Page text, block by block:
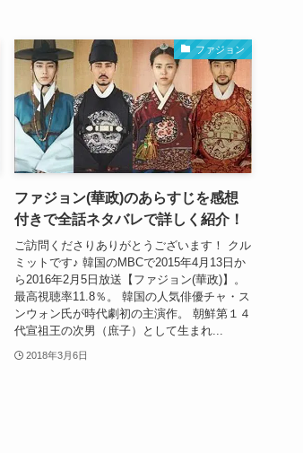
ファジョン
ファジョン(華政)のあらすじを感想
付きで全話ネタバレで詳しく紹介！
ご訪問くださりありがとうございます！ クル
ミットです♪ 韓国のMBCで2015年4月13日か
ら2016年2月5日放送【ファジョン(華政)】。
最高視聴率11.8％。 韓国の人気俳優チャ・ス
ンウォン氏が時代劇初の主演作。 朝鮮第１４
代宣祖王の次男（庶子）として生まれ...
2018年3月6日